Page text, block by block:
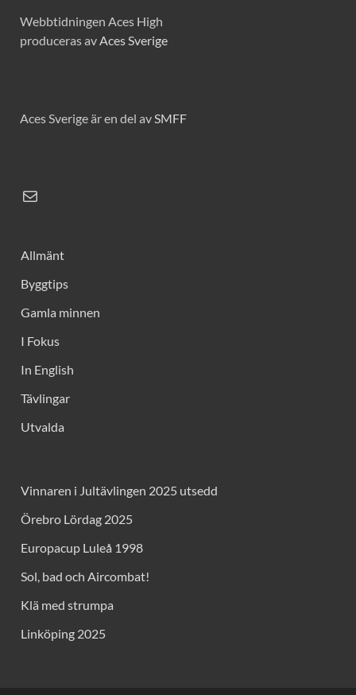
Webbtidningen Aces High
produceras avAces Sverige
Aces Sverige är en del avSMFF
Allmänt
Byggtips
Gamla minnen
I Fokus
In English
Tävlingar
Utvalda
Vinnaren i Jultävlingen 2025 utsedd
Örebro Lördag 2025
Europacup Luleå 1998
Sol, bad och Aircombat!
Klä med strumpa
Linköping 2025